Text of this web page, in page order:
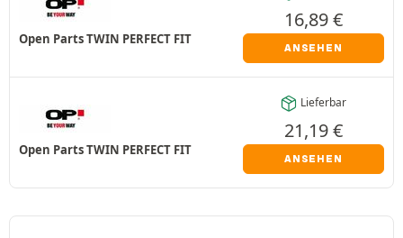
Open Parts TWIN PERFECT FIT
16,89€
ANSEHEN
Open Parts TWIN PERFECT FIT
Lieferbar
21,19€
ANSEHEN